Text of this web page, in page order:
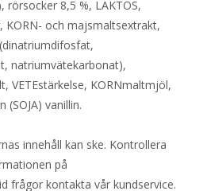
8,5 %, LAKTOS,
KORN- och majsmaltsextrakt,
natriumvätekarbonat),
VETEstärkelse, KORNmaltmjöl,
(SOJA) vanillin.
innehåll kan ske. Kontrollera
på
frågor kontakta vår kundservice.